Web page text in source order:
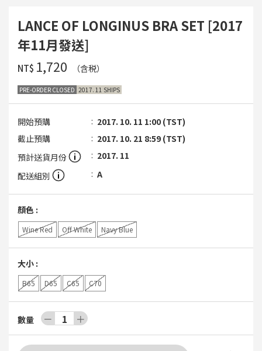
LANCE OF LONGINUS BRA SET [2017
年11月發送]
NT$ ‌1,720 （含税）
PRE-ORDER CLOSED 2017. 11 SHIPS
開始預購
2017. 10. 11 1:00 (TST)
截止預購
2017. 10. 21 8:59 (TST)
預計送貨月份
2017. 11
配送組別
A
顏色 :
Wine Red Off White Navy Blue
大小 :
B65 D65 C65 C70
數量 － 1 ＋